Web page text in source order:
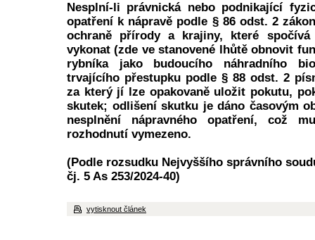
Nesplní-li právnická nebo podnikající
opatření k nápravě podle § 86 odst. 2
ochraně přírody a krajiny, které
vykonat (zde ve stanovené lhůtě obnovit
rybníka jako budoucího náhradního
trvajícího přestupku podle § 88 odst. 2
za který jí lze opakovaně uložit pokutu,
skutek; odlišení skutku je dáno časovým
nesplnění nápravného opatření, což
rozhodnutí vymezeno.
(Podle rozsudku Nejvyššího správního
čj. 5 As 253/2024-40)
vytisknout článek